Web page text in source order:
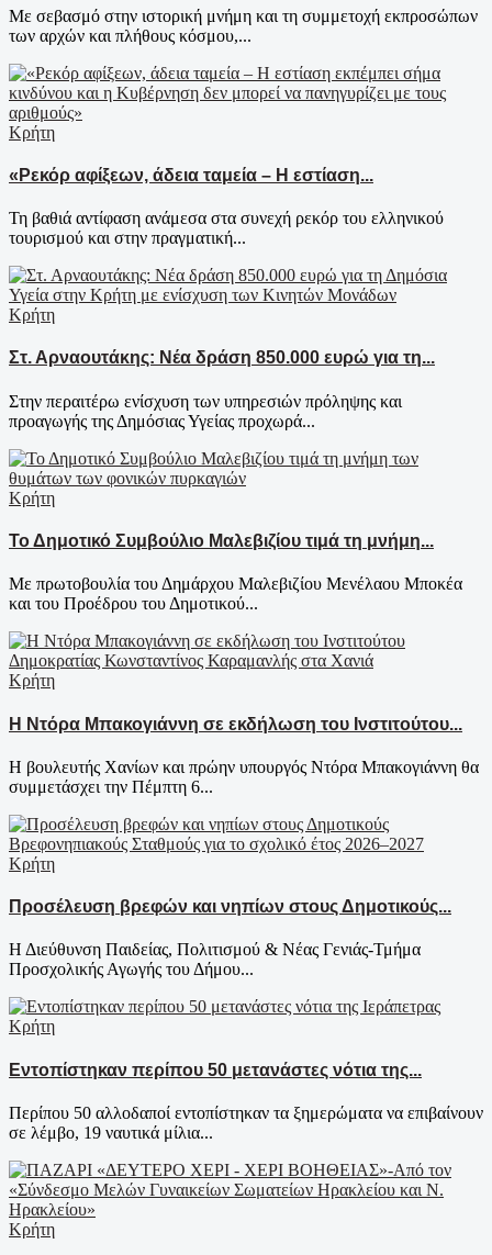
Με σεβασμό στην ιστορική μνήμη και τη συμμετοχή εκπροσώπων
των αρχών και πλήθους κόσμου,...
Κρήτη
«Ρεκόρ αφίξεων, άδεια ταμεία – Η εστίαση...
Τη βαθιά αντίφαση ανάμεσα στα συνεχή ρεκόρ του ελληνικού
τουρισμού και στην πραγματική...
Κρήτη
Στ. Αρναουτάκης: Νέα δράση 850.000 ευρώ για τη...
Στην περαιτέρω ενίσχυση των υπηρεσιών πρόληψης και
προαγωγής της Δημόσιας Υγείας προχωρά...
Κρήτη
Το Δημοτικό Συμβούλιο Μαλεβιζίου τιμά τη μνήμη...
Με πρωτοβουλία του Δημάρχου Μαλεβιζίου Μενέλαου Μποκέα
και του Προέδρου του Δημοτικού...
Κρήτη
Η Ντόρα Μπακογιάννη σε εκδήλωση του Ινστιτούτου...
Η βουλευτής Χανίων και πρώην υπουργός Ντόρα Μπακογιάννη θα
συμμετάσχει την Πέμπτη 6...
Κρήτη
Προσέλευση βρεφών και νηπίων στους Δημοτικούς...
Η Διεύθυνση Παιδείας, Πολιτισμού & Νέας Γενιάς-Τμήμα
Προσχολικής Αγωγής του Δήμου...
Κρήτη
Εντοπίστηκαν περίπου 50 μετανάστες νότια της...
Περίπου 50 αλλοδαποί εντοπίστηκαν τα ξημερώματα να επιβαίνουν
σε λέμβο, 19 ναυτικά μίλια...
Κρήτη